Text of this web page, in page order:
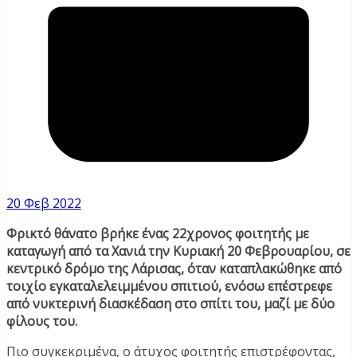
20 Φεβ 2022
Φρικτό θάνατο βρήκε ένας 22χρονος φοιτητής με
καταγωγή από τα Χανιά την Κυριακή 20 Φεβρουαρίου, σε
κεντρικό δρόμο της Λάρισας, όταν καταπλακώθηκε από
τοιχίο εγκαταλελειμμένου σπιτιού, ενόσω επέστρεφε
από νυκτερινή διασκέδαση στο σπίτι του, μαζί με δύο
φίλους του.
Πιο συγκεκριμένα, ο άτυχος φοιτητής επιστρέφοντας,